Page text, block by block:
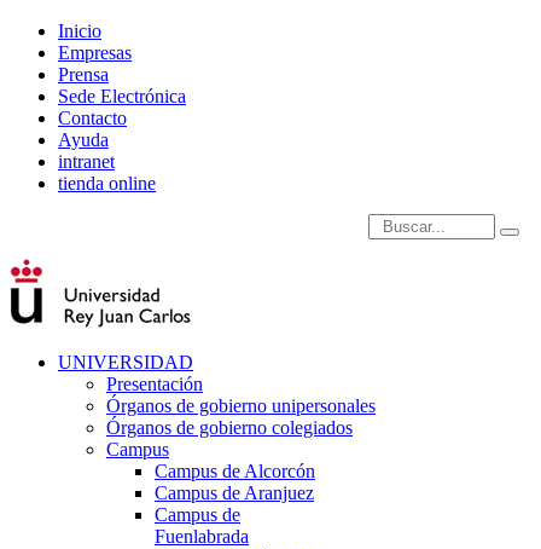
Inicio
Empresas
Prensa
Sede Electrónica
Contacto
Ayuda
intranet
tienda online
Introduce términos de
UNIVERSIDAD
Presentación
Órganos de gobierno unipersonales
Órganos de gobierno colegiados
Campus
Campus de Alcorcón
Campus de Aranjuez
Campus de
Fuenlabrada